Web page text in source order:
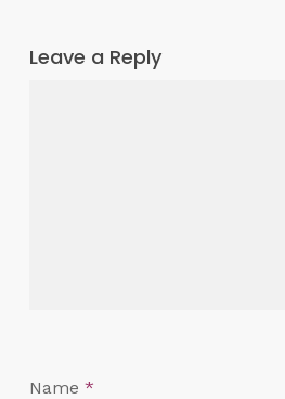
Leave a Reply
Name *